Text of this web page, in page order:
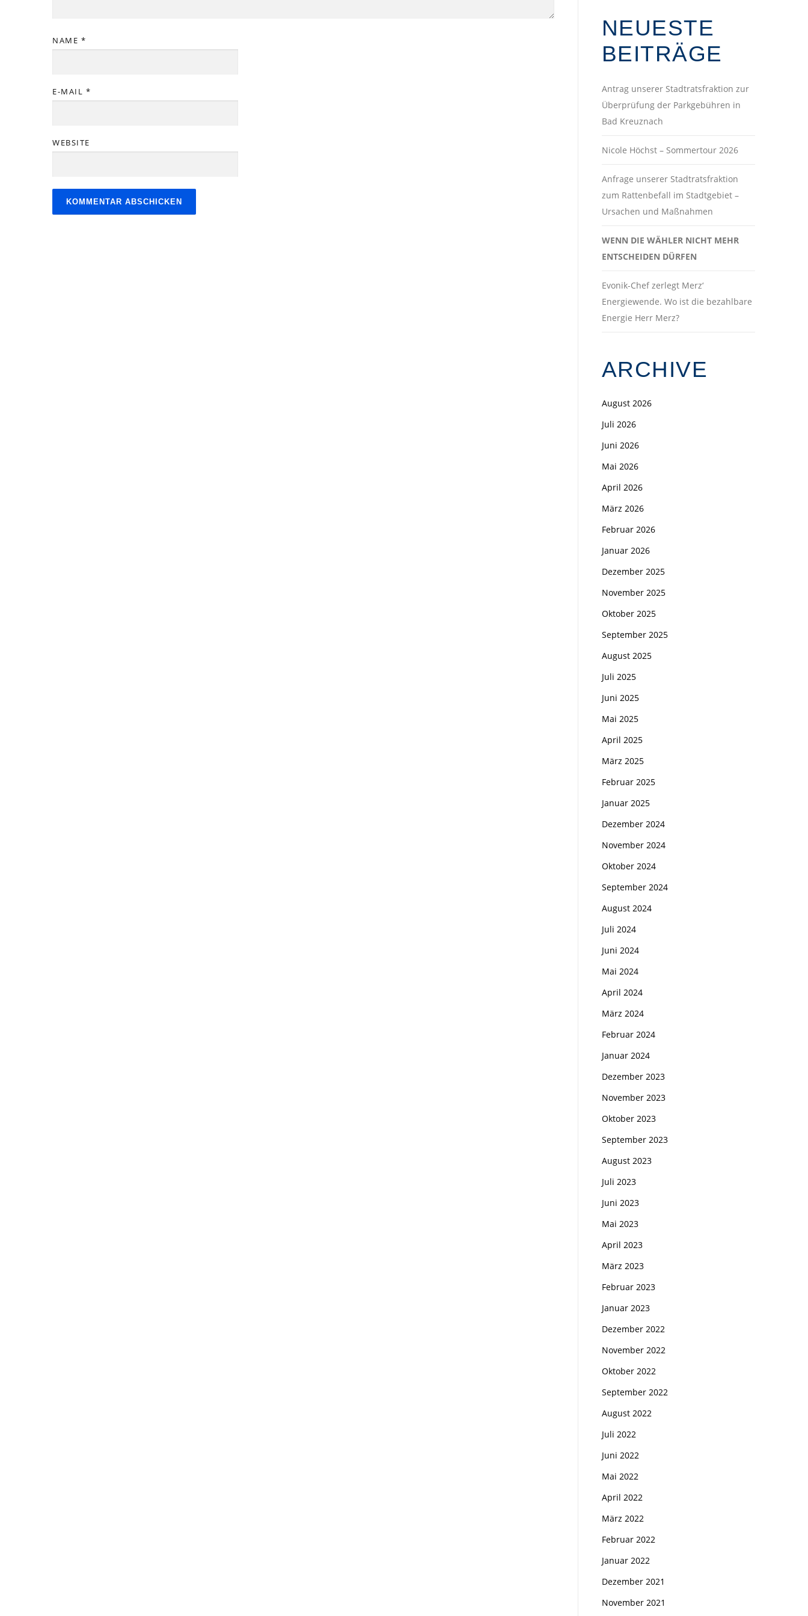
NAME *
E-MAIL *
WEBSITE
NEUESTE
BEITRÄGE
Antrag unserer Stadtratsfraktion zur
Überprüfung der Parkgebühren in
Bad Kreuznach
Nicole Höchst – Sommertour 2026
Anfrage unserer Stadtratsfraktion
zum Rattenbefall im Stadtgebiet –
Ursachen und Maßnahmen
WENN DIE WÄHLER NICHT MEHR
ENTSCHEIDEN DÜRFEN
Evonik-Chef zerlegt Merz‘
Energiewende. Wo ist die bezahlbare
Energie Herr Merz?
ARCHIVE
August 2026
Juli 2026
Juni 2026
Mai 2026
April 2026
März 2026
Februar 2026
Januar 2026
Dezember 2025
November 2025
Oktober 2025
September 2025
August 2025
Juli 2025
Juni 2025
Mai 2025
April 2025
März 2025
Februar 2025
Januar 2025
Dezember 2024
November 2024
Oktober 2024
September 2024
August 2024
Juli 2024
Juni 2024
Mai 2024
April 2024
März 2024
Februar 2024
Januar 2024
Dezember 2023
November 2023
Oktober 2023
September 2023
August 2023
Juli 2023
Juni 2023
Mai 2023
April 2023
März 2023
Februar 2023
Januar 2023
Dezember 2022
November 2022
Oktober 2022
September 2022
August 2022
Juli 2022
Juni 2022
Mai 2022
April 2022
März 2022
Februar 2022
Januar 2022
Dezember 2021
November 2021